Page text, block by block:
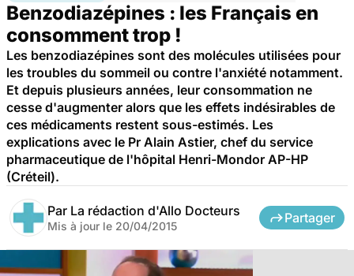
Benzodiazépines : les Français en
consomment trop !
Les benzodiazépines sont des molécules utilisées pour
les troubles du sommeil ou contre l'anxiété notamment.
Et depuis plusieurs années, leur consommation ne
cesse d'augmenter alors que les effets indésirables de
ces médicaments restent sous-estimés. Les
explications avec le Pr Alain Astier, chef du service
pharmaceutique de l'hôpital Henri-Mondor AP-HP
(Créteil).
Par La rédaction d'Allo Docteurs
Mis à jour le 20/04/2015
Partager